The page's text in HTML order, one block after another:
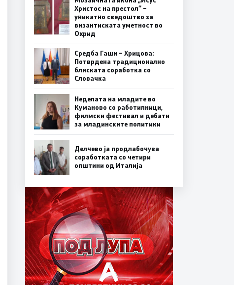
Христос на престол“ –
уникатно сведоштво за
византиската уметност во
Охрид
Средба Гаши – Хрицова:
Потврдена традиционално
блиската соработка со
Словачка
Неделата на младите во
Куманово со работилници,
филмски фестивал и дебати
за младинските политики
Делчево ја продлабочува
соработката со четири
општини од Италија